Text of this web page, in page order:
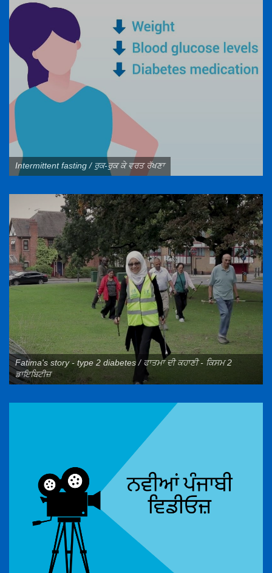
Intermittent fasting / ਰੁਕ-ਰੁਕ ਕੇ ਵਰਤ ਰੱਖਣਾ
Fatima's story - type 2 diabetes / ਫਾਤਮਾ ਦੀ ਕਹਾਣੀ - ਕਿਸਮ 2
ਡਾਇਬਿਟੀਜ਼